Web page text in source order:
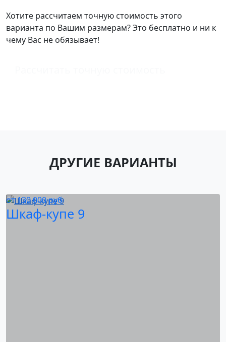
Хотите рассчитаем точную стоимость этого
варианта по Вашим размерам? Это бесплатно и ни к
чему Вас не обязывает!
ДРУГИЕ ВАРИАНТЫ
от130 000руб
Шкаф-купе 9